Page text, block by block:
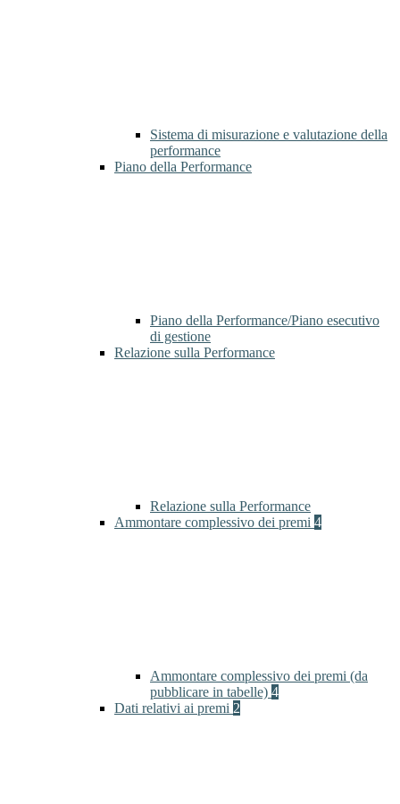
Sistema di misurazione e valutazione della
performance
Piano della Performance
Piano della Performance/Piano esecutivo
di gestione
Relazione sulla Performance
Relazione sulla Performance
Ammontare complessivo dei premi 4
Ammontare complessivo dei premi (da
pubblicare in tabelle) 4
Dati relativi ai premi 2